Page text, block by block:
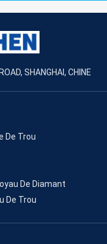
SHANGHAI, CHINE
De Trou
De Diamant
De Trou